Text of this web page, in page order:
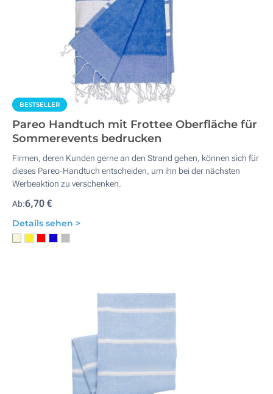
BESTSELLER
Pareo Handtuch mit Frottee Oberfläche für
Sommerevents bedrucken
Firmen, deren Kunden gerne an den Strand gehen, können sich für
dieses Pareo-Handtuch entscheiden, um ihn bei der nächsten
Werbeaktion zu verschenken.
Ab:6,70 €
Details sehen >